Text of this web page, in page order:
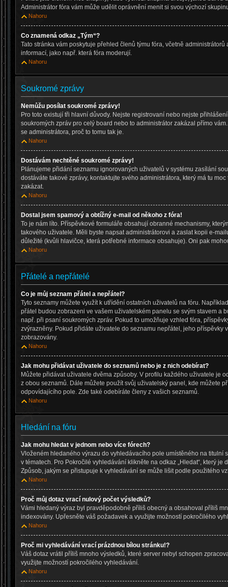
Administrátor fóra vám může udělit oprávnění menit si svou výchozí
Nahoru
Co znamená odkaz „Tým“?
Tato stránka vám poskytuje přehled členů týmu fóra, včetně
informací, jako např. která fóra moderují.
Nahoru
Soukromé zprávy
Nemůžu posílat soukromé zprávy!
Pro toto existují tři hlavní důvody. Nejste registrovaní nebo nejste
soukromých zpráv pro celý board nebo to administrátor zakázal přímo
se administrátora, proč to tomu tak je.
Nahoru
Dostávám nechtěné soukromé zprávy!
Plánujeme přidání seznamu ignorovaných uživatelů v systému zasílání
dostáváte takové zprávy, kontaktujte svého administrátora, který má tu
zakázat.
Nahoru
Dostal jsem spamový a obtížný e-mail od někoho z fóra!
To je nám líto. Příspěvkové formuláře obsahují obranné mechanismy,
takového uživatele. Měli byste napsat administrátorovi a zaslat kopii e-
důležité (kvůli hlavičce, která potřebné informace obsahuje). Oni pak
Nahoru
Přátelé a nepřátelé
Co je můj seznam přátel a nepřátel?
Tyto seznamy můžete využít k utřídění ostatních uživatelů na fóru.
přátel budou zobrazeni ve vašem uživatelském panelu se svým stavem a
např. při psaní soukromých zpráv. Pokud to umožňuje vzhled fóra,
zvýrazněny. Pokud přidáte uživatele do seznamu nepřátel, jeho příspěvky
zobrazovány.
Nahoru
Jak mohu přidávat uživatele do seznamů nebo je z nich odebírat?
Můžete přidávat uživatele dvěma způsoby. V profilu každého uživatele je
z obou seznamů. Dále můžete použít svůj uživatelský panel, kde můžete
odpovídajícího pole. Zde také odebíráte členy z vašich seznamů.
Nahoru
Hledání na fóru
Jak mohu hledat v jednom nebo více fórech?
Vloženém hledaného výrazu do vyhledávacího pole umístěného na titulní
v tématech. Pro Pokročilé vyhledávání klikněte na odkaz „Hledat“, který je
Způsob, jakým se přistupuje k vyhledávání se může lišit podle použitého
Nahoru
Proč můj dotaz vrací nulový počet výsledků?
Vámi hledaný výraz byl pravděpodobně příliš obecný a obsahoval příliš
indexovány. Upřesněte váš požadavek a využijte možností pokročilého
Nahoru
Proč mi vyhledávání vrací prázdnou bílou stránku!?
Váš dotaz vrátil příliš mnoho výsledků, které server nebyl schopen
využijte možností pokročilého vyhledávání.
Nahoru